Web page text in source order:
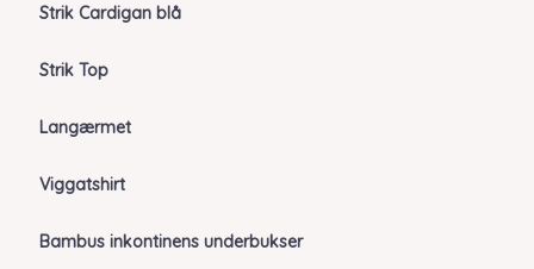
Strik Cardigan blå
Strik Top
Langærmet
Viggatshirt
Bambus inkontinens underbukser